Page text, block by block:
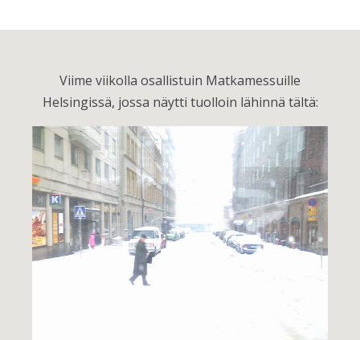
Viime viikolla osallistuin Matkamessuille
Helsingissä, jossa näytti tuolloin lähinnä tältä: